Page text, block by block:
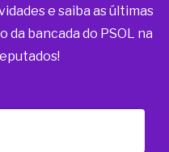
e saiba as últimas
da bancada do PSOL na